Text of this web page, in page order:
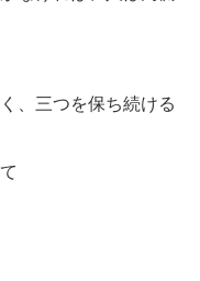
、三つを保ち続ける